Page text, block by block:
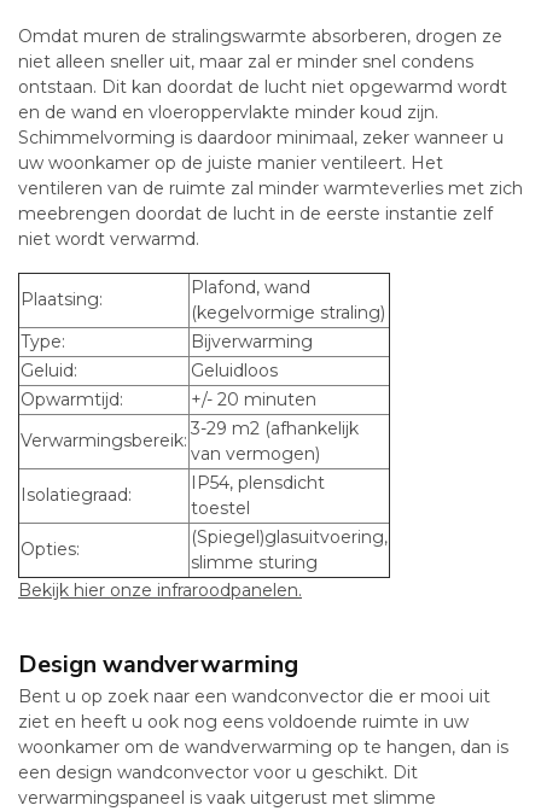
Omdat muren de stralingswarmte absorberen, drogen ze
niet alleen sneller uit, maar zal er minder snel condens
ontstaan. Dit kan doordat de lucht niet opgewarmd wordt
en de wand en vloeroppervlakte minder koud zijn.
Schimmelvorming is daardoor minimaal, zeker wanneer u
uw woonkamer op de juiste manier ventileert. Het
ventileren van de ruimte zal minder warmteverlies met zich
meebrengen doordat de lucht in de eerste instantie zelf
niet wordt verwarmd.
Plaatsing:
Plafond, wand
(kegelvormige straling)
Type:
Bijverwarming
Geluid:
Geluidloos
Opwarmtijd:
+/- 20 minuten
Verwarmingsbereik:
3-29 m2 (afhankelijk
van vermogen)
Isolatiegraad:
IP54, plensdicht
toestel
Opties:
(Spiegel)glasuitvoering,
slimme sturing
Bekijk hier onze infraroodpanelen.
Design wandverwarming
Bent u op zoek naar een wandconvector die er mooi uit
ziet en heeft u ook nog eens voldoende ruimte in uw
woonkamer om de wandverwarming op te hangen, dan is
een design wandconvector voor u geschikt. Dit
verwarmingspaneel is vaak uitgerust met slimme